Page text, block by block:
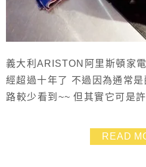
義大利ARISTON阿里斯頓家
經超過十年了 不過因為通常
路較少看到~~ 但其實它可是
神Gary Mehigan自己的餐廳
呀! (燈愣!!) 好消息是.現在
READ